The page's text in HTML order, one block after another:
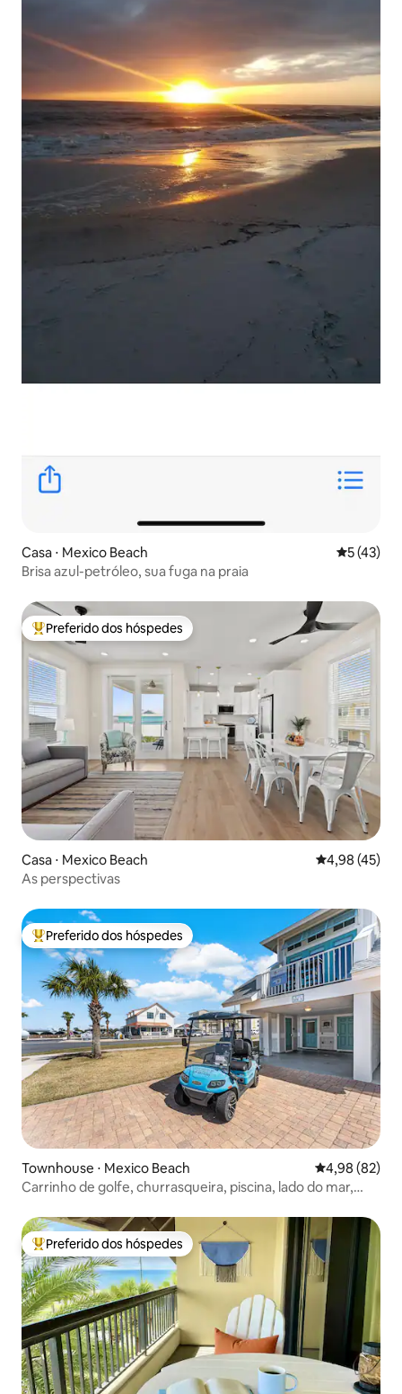
Casa ⋅ Mexico Beach 5 de uma
5 (43)
Brisa azul-petróleo, sua fuga na praia
Entre os melhores preferidos dos hóspedes
Preferido dos hóspedes
Casa ⋅ Mexico Beach 4,98 de uma
4,98 (45)
As perspectivas
Entre os melhores preferidos dos hóspedes
Preferido dos hóspedes
Townhouse ⋅ Mexico Beach 4,98 de uma
4,98 (82)
Carrinho de golfe, churrasqueira, piscina, lado do mar,
Entre os melhores preferidos dos hóspedes
Preferido dos hóspedes